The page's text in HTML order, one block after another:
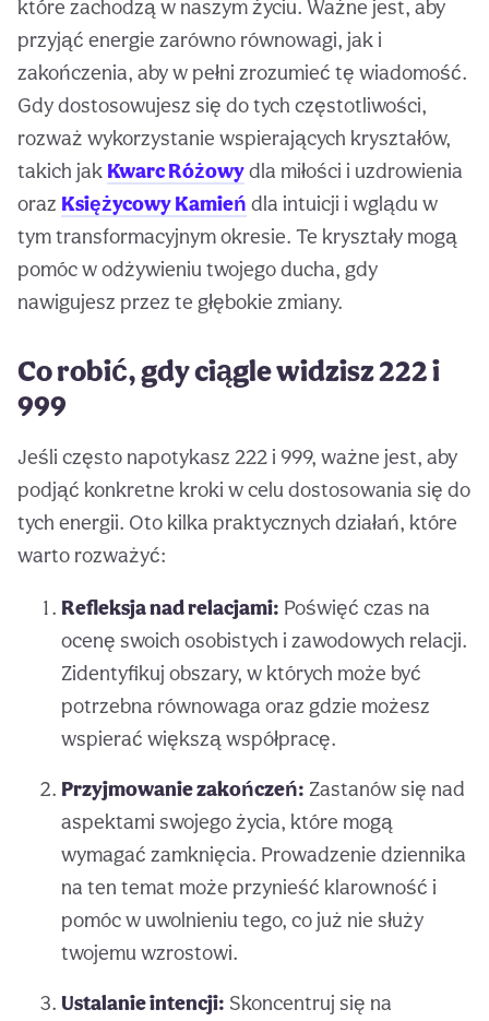
które zachodzą w naszym życiu. Ważne jest, aby
przyjąć energie zarówno równowagi, jak i
zakończenia, aby w pełni zrozumieć tę wiadomość.
Gdy dostosowujesz się do tych częstotliwości,
rozważ wykorzystanie wspierających kryształów,
takich jak Kwarc Różowydla miłości i uzdrowienia
oraz Księżycowy Kamień dla intuicji i wglądu w
tym transformacyjnym okresie. Te kryształy mogą
pomóc w odżywieniu twojego ducha, gdy
nawigujesz przez te głębokie zmiany.
Co robić, gdy ciągle widzisz 222 i
999
Jeśli często napotykasz 222 i 999, ważne jest, aby
podjąć konkretne kroki w celu dostosowania się do
tych energii. Oto kilka praktycznych działań, które
warto rozważyć:
Refleksja nad relacjami: Poświęć czas na
ocenę swoich osobistych i zawodowych relacji.
Zidentyfikuj obszary, w których może być
potrzebna równowaga oraz gdzie możesz
wspierać większą współpracę.
Przyjmowanie zakończeń: Zastanów się nad
aspektami swojego życia, które mogą
wymagać zamknięcia. Prowadzenie dziennika
na ten temat może przynieść klarowność i
pomóc w uwolnieniu tego, co już nie służy
twojemu wzrostowi.
Ustalanie intencji: Skoncentruj się na